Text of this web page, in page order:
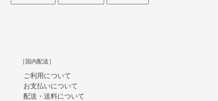
FACEBOOK
TWITTER
PINTEREST
［国内配送］
ご利用について
お支払いについて
配送・送料について